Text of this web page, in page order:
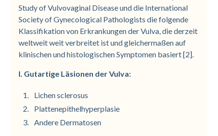
Study of Vulvovaginal Disease und die International
Society of Gynecological Pathologists die folgende
Klassifikation von Erkrankungen der Vulva, die derzeit
weltweit weit verbreitet ist und gleichermaßen auf
klinischen und histologischen Symptomen basiert [2].
I. Gutartige Läsionen der Vulva:
Lichen sclerosus
Plattenepithelhyperplasie
Andere Dermatosen